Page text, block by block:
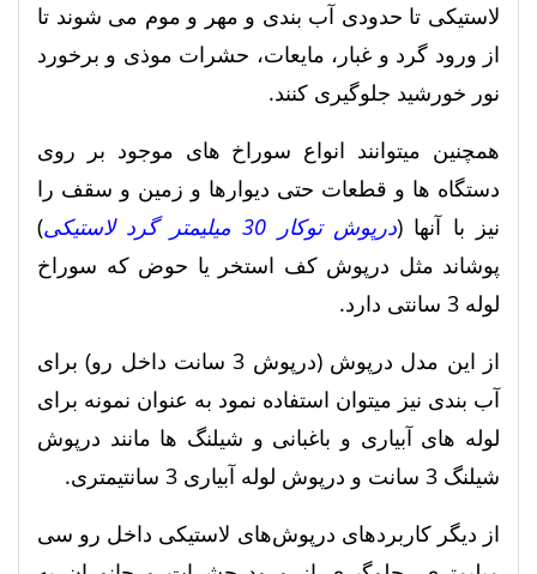
لاستیکی تا حدودی آب‌ بندی و مهر و موم می شوند تا
از ورود گرد و غبار، مایعات، حشرات موذی و برخورد
نور خورشید جلوگیری کنند.
همچنین میتوانند انواع سوراخ های موجود بر روی
دستگاه ها و قطعات حتی دیوارها و زمین و سقف را
نیز با آنها (درپوش توکار 30 میلیمتر گرد لاستیکی
)
پوشاند مثل درپوش کف استخر یا حوض که سوراخ
لوله 3 سانتی دارد.
از این مدل درپوش (درپوش 3 سانت داخل رو) برای
آب بندی نیز میتوان استفاده نمود به عنوان نمونه برای
لوله های آبیاری و باغبانی و شیلنگ ها مانند درپوش
شیلنگ 3 سانت و درپوش لوله آبیاری 3 سانتیمتری.
از دیگر کاربردهای درپوش‌های لاستیکی داخل رو سی